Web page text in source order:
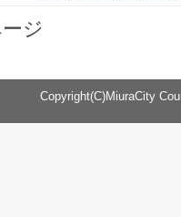
ジ
Copyright(C)MiuraCity